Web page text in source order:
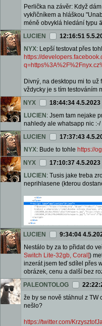
Perlička na závěr: Když
vykřičníkem a hláškou
méně obvyklá hledání typu
LUCIEN
12:16:51
NYX: Lepší testovat přes
https://
Divný, na desktopu mi to už
vždycky je s tím testováním
NYX
18:44:34 4.5.2023
LUCIEN : Jsem tam nejake
nahledy ale whatsapp nic :-/
LUCIEN
17:37:43
NYX: Bude to tohle https://
NYX
17:10:37 4.5.2023
LUCIEN : Tusis jake treba
neprihlasene (kterou
LUCIEN 9:34:04
Nestálo by za to přidat do
Switch Lite-32gb, Coral])
inzerát jsem teď sdílel přes
obrázek, cenu a další bez
PALEONTOLOG
že by se nově stáhnul z TW
nešlo?
https://twitter.com/